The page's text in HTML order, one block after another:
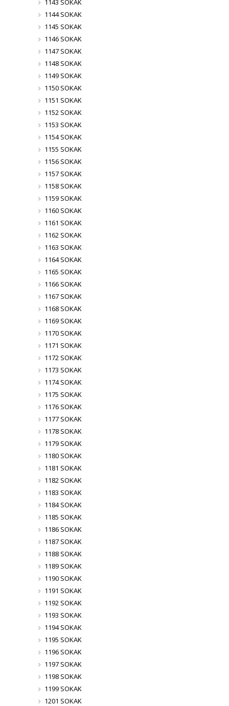
1143 SOKAK
1144 SOKAK
1145 SOKAK
1146 SOKAK
1147 SOKAK
1148 SOKAK
1149 SOKAK
1150 SOKAK
1151 SOKAK
1152 SOKAK
1153 SOKAK
1154 SOKAK
1155 SOKAK
1156 SOKAK
1157 SOKAK
1158 SOKAK
1159 SOKAK
1160 SOKAK
1161 SOKAK
1162 SOKAK
1163 SOKAK
1164 SOKAK
1165 SOKAK
1166 SOKAK
1167 SOKAK
1168 SOKAK
1169 SOKAK
1170 SOKAK
1171 SOKAK
1172 SOKAK
1173 SOKAK
1174 SOKAK
1175 SOKAK
1176 SOKAK
1177 SOKAK
1178 SOKAK
1179 SOKAK
1180 SOKAK
1181 SOKAK
1182 SOKAK
1183 SOKAK
1184 SOKAK
1185 SOKAK
1186 SOKAK
1187 SOKAK
1188 SOKAK
1189 SOKAK
1190 SOKAK
1191 SOKAK
1192 SOKAK
1193 SOKAK
1194 SOKAK
1195 SOKAK
1196 SOKAK
1197 SOKAK
1198 SOKAK
1199 SOKAK
1201 SOKAK